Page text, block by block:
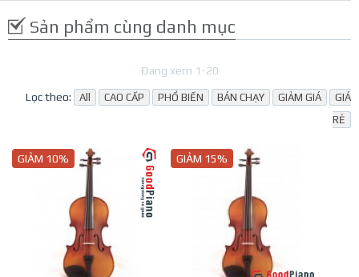
Sản phẩm cùng danh mục
Đang xem 1-20
Lọc theo: All CAO CẤP PHỔ BIẾN BÁN CHẠY GIẢM GIÁ
GIÁ
RẺ
GIẢM 10% GIẢM 15%